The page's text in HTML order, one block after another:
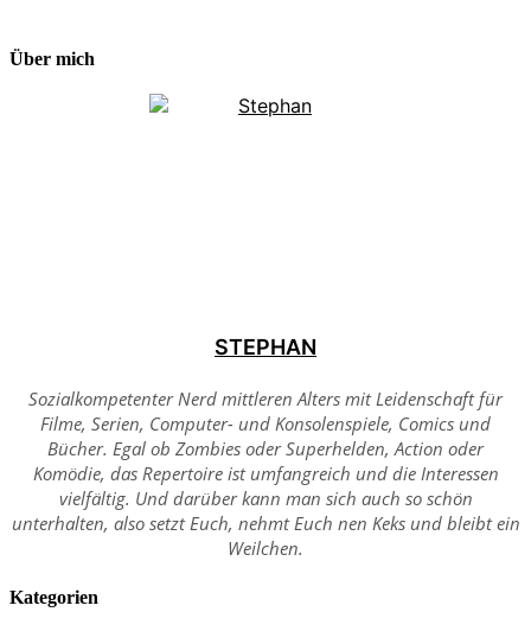
Über mich
STEPHAN
Sozialkompetenter Nerd mittleren Alters mit Leidenschaft für
Filme, Serien, Computer- und Konsolenspiele, Comics und
Bücher. Egal ob Zombies oder Superhelden, Action oder
Komödie, das Repertoire ist umfangreich und die Interessen
vielfältig. Und darüber kann man sich auch so schön
unterhalten, also setzt Euch, nehmt Euch nen Keks und bleibt ein
Weilchen.
Kategorien